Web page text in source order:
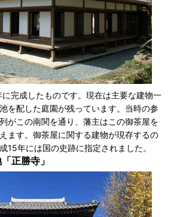
完成したものです。現在は主要な建物一
を配した庭園が残っています。当時の参
がこの南関を通り、藩主はこの御茶屋を
ます。御茶屋に関する建物が現存するの
15年には国の史跡に指定されました。
正勝寺」